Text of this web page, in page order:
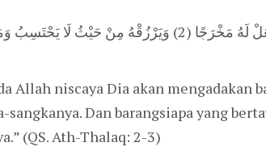
يَحْتَسِبُ وَمَنْ يَتَوَكَّلْ عَلَى اللَّهِ فَهُوَ حَسْبُهُ
Allah niscaya Dia akan mengadakan
Dan barangsiapa yang
(QS. Ath-Thalaq: 2-3)